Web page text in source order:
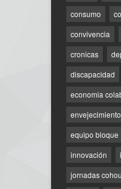
consumo
convivencia
cronicas
discapacidad
economia
equipo bloque
innovación
jornadas